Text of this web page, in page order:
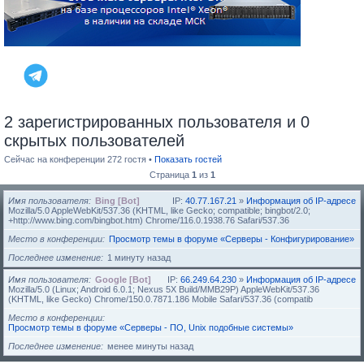
2 зарегистрированных пользователя и 0
скрытых пользователей
Сейчас на конференции 272 гостя • Показать гостей
Страница 1 из 1
Имя пользователя Bing [Bot] IP: 40.77.167.21 » Информация об IP-адресе
Mozilla/5.0 AppleWebKit/537.36 (KHTML, like Gecko; compatible; bingbot/2.0;
+http://www.bing.com/bingbot.htm) Chrome/116.0.1938.76 Safari/537.36
Место в конференции
Просмотр темы в форуме «Серверы - Конфигурирование»
Последнее изменение
1 минуту назад
Имя пользователя Google [Bot] IP: 66.249.64.230 » Информация об IP-адресе
Mozilla/5.0 (Linux; Android 6.0.1; Nexus 5X Build/MMB29P) AppleWebKit/537.36
(KHTML, like Gecko) Chrome/150.0.7871.186 Mobile Safari/537.36 (compatib
Место в конференции
Просмотр темы в форуме «Серверы - ПО, Unix подобные системы»
Последнее изменение
менее минуты назад